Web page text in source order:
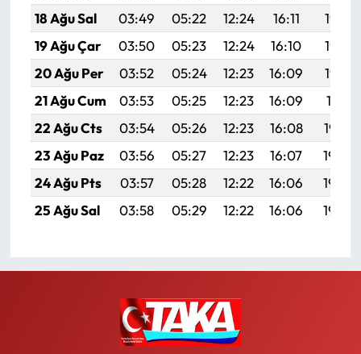
18 Ağu Sal
03:49 05:22 12:24 16:11
19:16
19 Ağu Çar
03:50 05:23 12:24 16:10
19:14
20 Ağu Per
03:52 05:24 12:23 16:09
19:13
21 Ağu Cum
03:53 05:25 12:23 16:09
19:11
22 Ağu Cts
03:54 05:26 12:23 16:08
19:10
23 Ağu Paz
03:56 05:27 12:23 16:07
19:08
24 Ağu Pts
03:57 05:28 12:22 16:06
19:07
25 Ağu Sal
03:58 05:29 12:22 16:06 19:05